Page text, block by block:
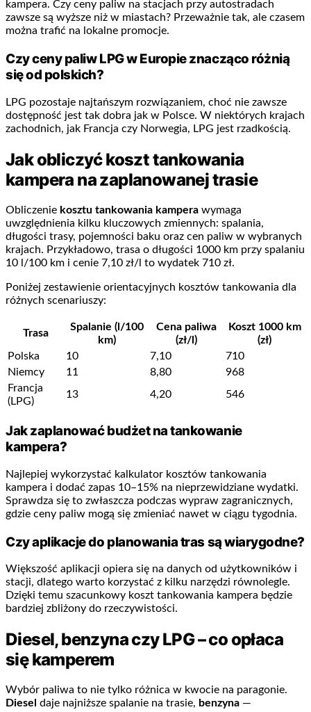
kampera. Czy ceny paliw na stacjach przy autostradach
zawsze są wyższe niż w miastach? Przeważnie tak, ale czasem
można trafić na lokalne promocje.
Czy ceny paliw LPG w Europie znacząco różnią
się od polskich?
LPG pozostaje najtańszym rozwiązaniem, choć nie zawsze
dostępność jest tak dobra jak w Polsce. W niektórych krajach
zachodnich, jak Francja czy Norwegia, LPG jest rzadkością.
Jak obliczyć koszt tankowania
kampera na zaplanowanej trasie
Obliczenie kosztu tankowania kampera wymaga
uwzględnienia kilku kluczowych zmiennych: spalania,
długości trasy, pojemności baku oraz cen paliw w wybranych
krajach. Przykładowo, trasa o długości 1000 km przy spalaniu
10 l/100 km i cenie 7,10 zł/l to wydatek 710 zł.
Poniżej zestawienie orientacyjnych kosztów tankowania dla
różnych scenariuszy:
Trasa
Spalanie (l/100
km)
Cena paliwa
(zł/l)
Koszt 1000 km
(zł)
Polska
10 7,10
710
Niemcy
11 8,80
968
Francja
(LPG)
13 4,20 546
Jak zaplanować budżet na tankowanie
kampera?
Najlepiej wykorzystać kalkulator kosztów tankowania
kampera i dodać zapas 10–15% na nieprzewidziane wydatki.
Sprawdza się to zwłaszcza podczas wypraw zagranicznych,
gdzie ceny paliw mogą się zmieniać nawet w ciągu tygodnia.
Czy aplikacje do planowania tras są wiarygodne?
Większość aplikacji opiera się na danych od użytkowników i
stacji, dlatego warto korzystać z kilku narzędzi równolegle.
Dzięki temu szacunkowy koszt tankowania kampera będzie
bardziej zbliżony do rzeczywistości.
Diesel, benzyna czy LPG – co opłaca
się kamperem
Wybór paliwa to nie tylko różnica w kwocie na paragonie.
Diesel daje najniższe spalanie na trasie, benzyna —